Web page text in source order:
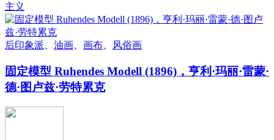
主义
后印象派 油画 画布 风俗画
固定模型 Ruhendes Modell (1896)，亨利·玛丽·雷蒙·
德·图卢兹·劳特累克